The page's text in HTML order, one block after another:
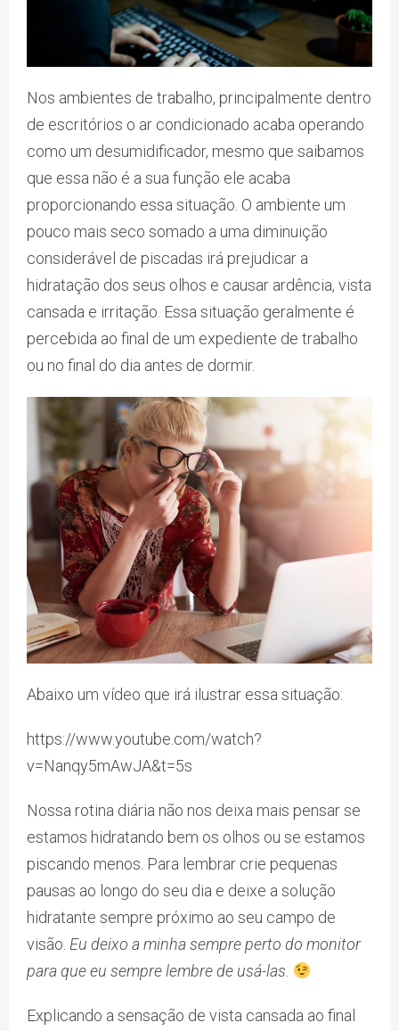
Nos ambientes de trabalho, principalmente dentro
de escritórios o ar condicionado acaba operando
como um desumidificador, mesmo que saibamos
que essa não é a sua função ele acaba
proporcionando essa situação. O ambiente um
pouco mais seco somado a uma diminuição
considerável de piscadas irá prejudicar a
hidratação dos seus olhos e causar ardência, vista
cansada e irritação. Essa situação geralmente é
percebida ao final de um expediente de trabalho
ou no final do dia antes de dormir.
Abaixo um vídeo que irá ilustrar essa situação:
https://www.youtube.com/watch?
v=Nanqy5mAwJA&t=5s
Nossa rotina diária não nos deixa mais pensar se
estamos hidratando bem os olhos ou se estamos
piscando menos. Para lembrar crie pequenas
pausas ao longo do seu dia e deixe a solução
hidratante sempre próximo ao seu campo de
visão. Eu deixo a minha sempre perto do monitor
para que eu sempre lembre de usá-las.
Explicando a sensação de vista cansada ao final